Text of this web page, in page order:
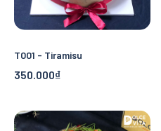
T001 - Tiramisu
350.000₫